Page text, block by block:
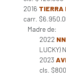
2016 TIERRA
carr.
Madre de:
2022
LUCKY)
2023
cls.